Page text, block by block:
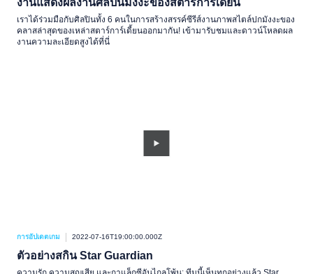
งานแสดงผลงานศิลปินมังงะของสตาร์การ์เดี้ยน
เราได้ร่วมมือกับศิลปินทั้ง 6 คนในการสร้างสรรค์ซีรีส์งานภาพสไตล์ปกมังงะของ
คลาสล่าสุดของเหล่าสตาร์การ์เดี้ยนออกมากัน! เข้ามารับชมและดาวน์โหลดผล
งานความละเอียดสูงได้ที่นี่
การอัปเดตเกม 2022-07-16T19:00:00.000Z
ตัวอย่างสกิน Star Guardian